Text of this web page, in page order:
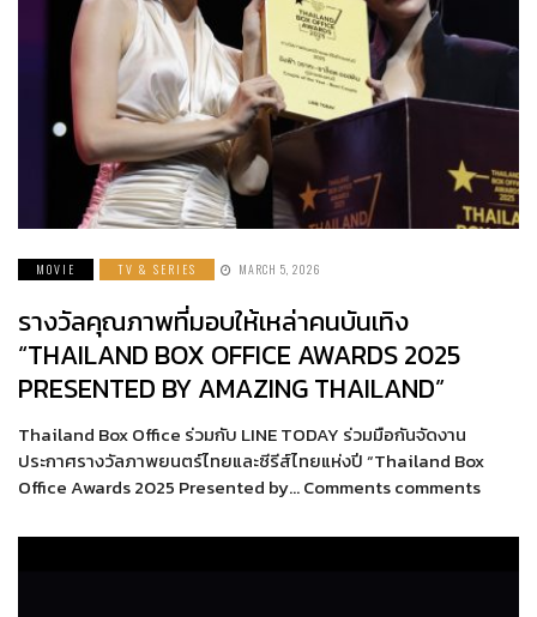
MOVIE TV & SERIES MARCH 5, 2026
รางวัลคุณภาพที่มอบให้เหล่าคนบันเทิง
“THAILAND BOX OFFICE AWARDS 2025
PRESENTED BY AMAZING THAILAND”
Thailand Box Office ร่วมกับ LINE TODAY ร่วมมือกันจัดงาน
ประกาศรางวัลภาพยนตร์ไทยและซีรีส์ไทยแห่งปี “Thailand Box
Office Awards 2025 Presented by… Comments comments